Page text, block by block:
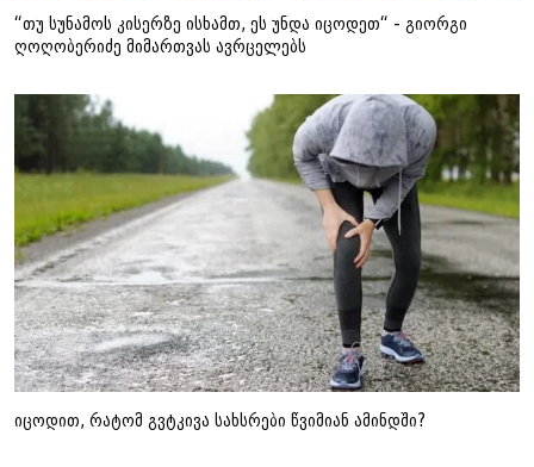
“თუ სუნამოს კისერზე ისხამთ, ეს უნდა იცოდეთ“ - გიორგი
ღოღობერიძე მიმართვას ავრცელებს
იცოდით, რატომ გვტკივა სახსრები წვიმიან ამინდში?